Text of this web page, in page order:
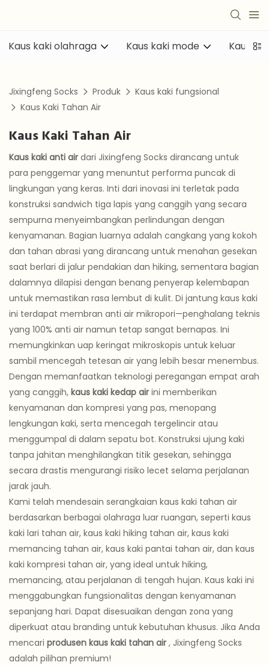
Kaus kaki olahraga Kaus kaki mode Kaus
Jixingfeng Socks Produk
Kaus kaki fungsional
Kaus Kaki Tahan Air
Kaus Kaki Tahan Air
Kaus kaki anti air dari Jixingfeng Socks dirancang untuk
para penggemar yang menuntut performa puncak di
lingkungan yang keras. Inti dari inovasi ini terletak pada
konstruksi sandwich tiga lapis yang canggih yang secara
sempurna menyeimbangkan perlindungan dengan
kenyamanan. Bagian luarnya adalah cangkang yang kokoh
dan tahan abrasi yang dirancang untuk menahan gesekan
saat berlari di jalur pendakian dan hiking, sementara bagian
dalamnya dilapisi dengan benang penyerap kelembapan
untuk memastikan rasa lembut di kulit. Di jantung kaus kaki
ini terdapat membran anti air mikropori—penghalang teknis
yang 100% anti air namun tetap sangat bernapas. Ini
memungkinkan uap keringat mikroskopis untuk keluar
sambil mencegah tetesan air yang lebih besar menembus.
Dengan memanfaatkan teknologi peregangan empat arah
yang canggih, kaus kaki kedap air ini memberikan
kenyamanan dan kompresi yang pas, menopang
lengkungan kaki, serta mencegah tergelincir atau
menggumpal di dalam sepatu bot. Konstruksi ujung kaki
tanpa jahitan menghilangkan titik gesekan, sehingga
secara drastis mengurangi risiko lecet selama perjalanan
jarak jauh.
Kami telah mendesain serangkaian kaus kaki tahan air
berdasarkan berbagai olahraga luar ruangan, seperti kaus
kaki lari tahan air, kaus kaki hiking tahan air, kaus kaki
memancing tahan air, kaus kaki pantai tahan air, dan kaus
kaki kompresi tahan air, yang ideal untuk hiking,
memancing, atau perjalanan di tengah hujan. Kaus kaki ini
menggabungkan fungsionalitas dengan kenyamanan
sepanjang hari. Dapat disesuaikan dengan zona yang
diperkuat atau branding untuk kebutuhan khusus. Jika Anda
mencari produsen kaus kaki tahan air , Jixingfeng Socks
adalah pilihan premium!